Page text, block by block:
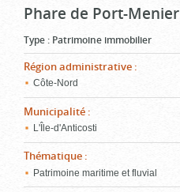
Phare de Port-Menier
Type : Patrimoine immobilier
Région administrative :
Côte-Nord
Municipalité :
L'Île-d'Anticosti
Thématique :
Patrimoine maritime et fluvial